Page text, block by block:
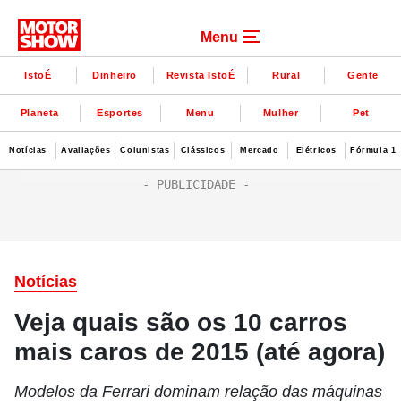
Menu
IstoÉ Dinheiro Revista IstoÉ Rural Gente
Planeta Esportes Menu Mulher Pet
Notícias Avaliações Colunistas Clássicos Mercado Elétricos Fórmula 1
Notícias
Veja quais são os 10 carros
mais caros de 2015 (até agora)
Modelos da Ferrari dominam relação das máquinas